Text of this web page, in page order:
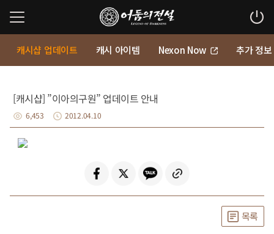
캐시샵 업데이트 캐시 아이템 Nexon Now 추가 정보
[캐시샵] ”이아의구원” 업데이트 안내
6,453 2012.04.10
목록